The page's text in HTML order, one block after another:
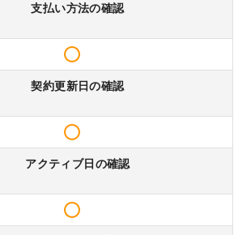
支払い方法の確認
契約更新日の確認
アクティブ日の確認